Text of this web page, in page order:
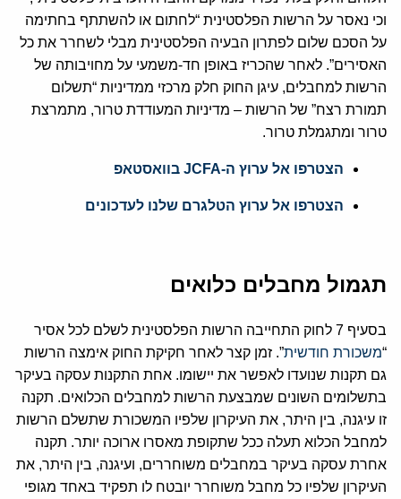
וכי נאסר על הרשות הפלסטינית “לחתום או להשתתף בחתימה
על הסכם שלום לפתרון הבעיה הפלסטינית מבלי לשחרר את כל
האסירים”. לאחר שהכריז באופן חד-משמעי על מחויבותה של
הרשות למחבלים, עיגן החוק חלק מרכזי ממדיניות “תשלום
תמורת רצח” של הרשות – מדיניות המעודדת טרור, מתמרצת
טרור ומתגמלת טרור.
הצטרפו אל ערוץ ה-JCFA בוואסטאפ
הצטרפו אל ערוץ הטלגרם שלנו לעדכונים
תגמול מחבלים כלואים
בסעיף 7 לחוק התחייבה הרשות הפלסטינית לשלם לכל אסיר
“משכורת חודשית”. זמן קצר לאחר חקיקת החוק אימצה הרשות
גם תקנות שנועדו לאפשר את יישומו. אחת התקנות עסקה בעיקר
בתשלומים השונים שמבצעת הרשות למחבלים הכלואים. תקנה
זו עיגנה, בין היתר, את העיקרון שלפיו המשכורת שתשלם הרשות
למחבל הכלוא תעלה ככל שתקופת מאסרו ארוכה יותר. תקנה
אחרת עסקה בעיקר במחבלים משוחררים, ועיגנה, בין היתר, את
העיקרון שלפיו כל מחבל משוחרר יובטח לו תפקיד באחד מגופי